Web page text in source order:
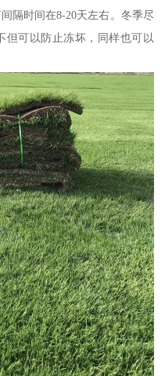
隔时间在8-20天左右。冬季尽
但可以防止冻坏，同样也可以